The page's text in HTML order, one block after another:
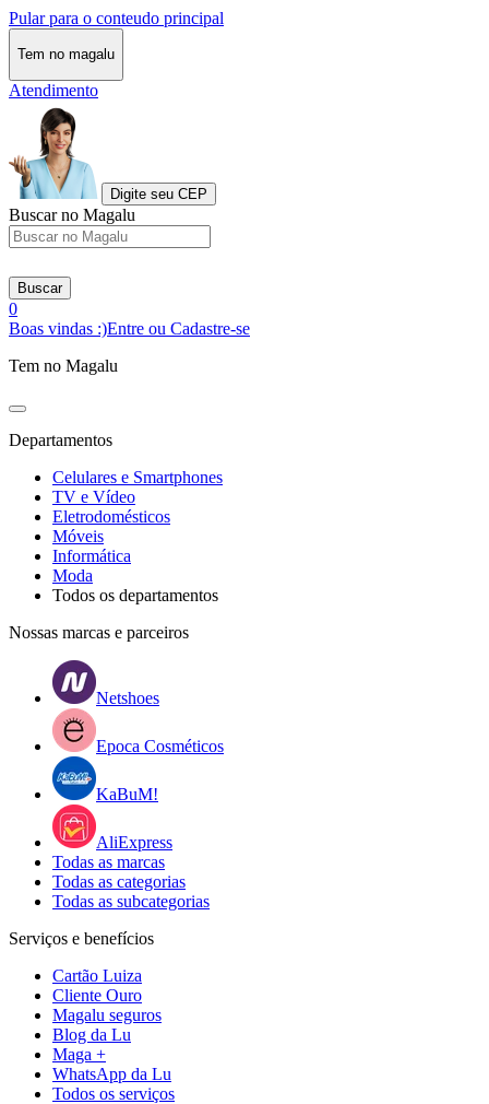
Pular para o conteudo principal
Tem no magalu
Atendimento
Digite seu CEP
Buscar no Magalu
Buscar
0
Boas vindas :)Entre ou Cadastre-se
Tem no Magalu
Departamentos
Celulares e Smartphones
TV e Vídeo
Eletrodomésticos
Móveis
Informática
Moda
Todos os departamentos
Nossas marcas e parceiros
Netshoes
Epoca Cosméticos
KaBuM!
AliExpress
Todas as marcas
Todas as categorias
Todas as subcategorias
Serviços e benefícios
Cartão Luiza
Cliente Ouro
Magalu seguros
Blog da Lu
Maga +
WhatsApp da Lu
Todos os serviços